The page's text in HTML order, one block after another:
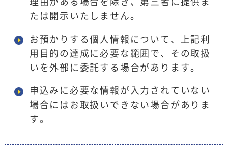
たは開示いたしません。
お預かりする個人情報について、上記利
用目的の達成に必要な範囲で、その取扱
いを外部に委託する場合があります。
申込みに必要な情報が入力されていない
場合にはお取扱いできない場合がありま
す。